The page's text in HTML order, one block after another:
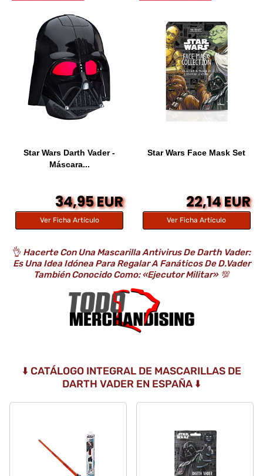
Star Wars Darth Vader -
Máscara...
34,95 EUR
Ver Ficha Artículo
Star Wars Face Mask Set
22,14 EUR
Ver Ficha Artículo
👌 Hacerte Con Una Mascarilla Antivirus De Darth Vader:
Es Una Idea Idónea Para Regalar A Fanáticos De D.Vader
También Conocido Como: «Ejecutor Militar» 💯
⬇️ CATÁLOGO INTEGRAL DE MASCARILLAS DE
DARTH VADER EN ESPAÑA ⬇️